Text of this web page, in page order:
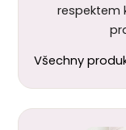
respektem
Všechny